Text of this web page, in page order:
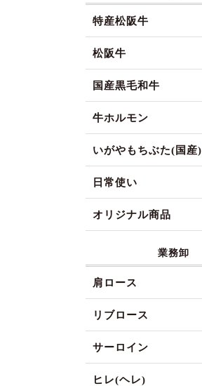
特産松阪牛
松阪牛
国産黒毛和牛
牛ホルモン
いがやもちぶた(国産)
日常使い
オリジナル商品
業務卸
肩ロース
リブロース
サーロイン
ヒレ(ヘレ)